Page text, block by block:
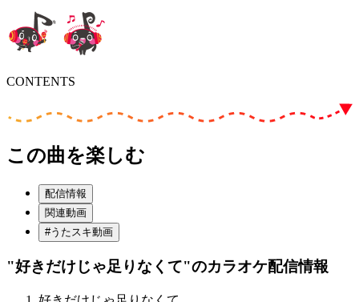
CONTENTS
この曲を楽しむ
配信情報
関連動画
#うたスキ動画
"好きだけじゃ足りなくて"のカラオケ配信情報